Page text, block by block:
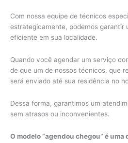
Com nossa equipe de técnicos
estrategicamente, podemos garantir
eficiente em sua localidade.
Quando você agendar um serviço
de que um de nossos técnicos, que
será enviado até sua residência no
Dessa forma, garantimos um
sem atrasos ou inconvenientes.
O modelo “agendou chegou” é